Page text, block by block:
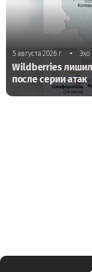
5 августа 2026 г. •
Wildberries
после серии атак